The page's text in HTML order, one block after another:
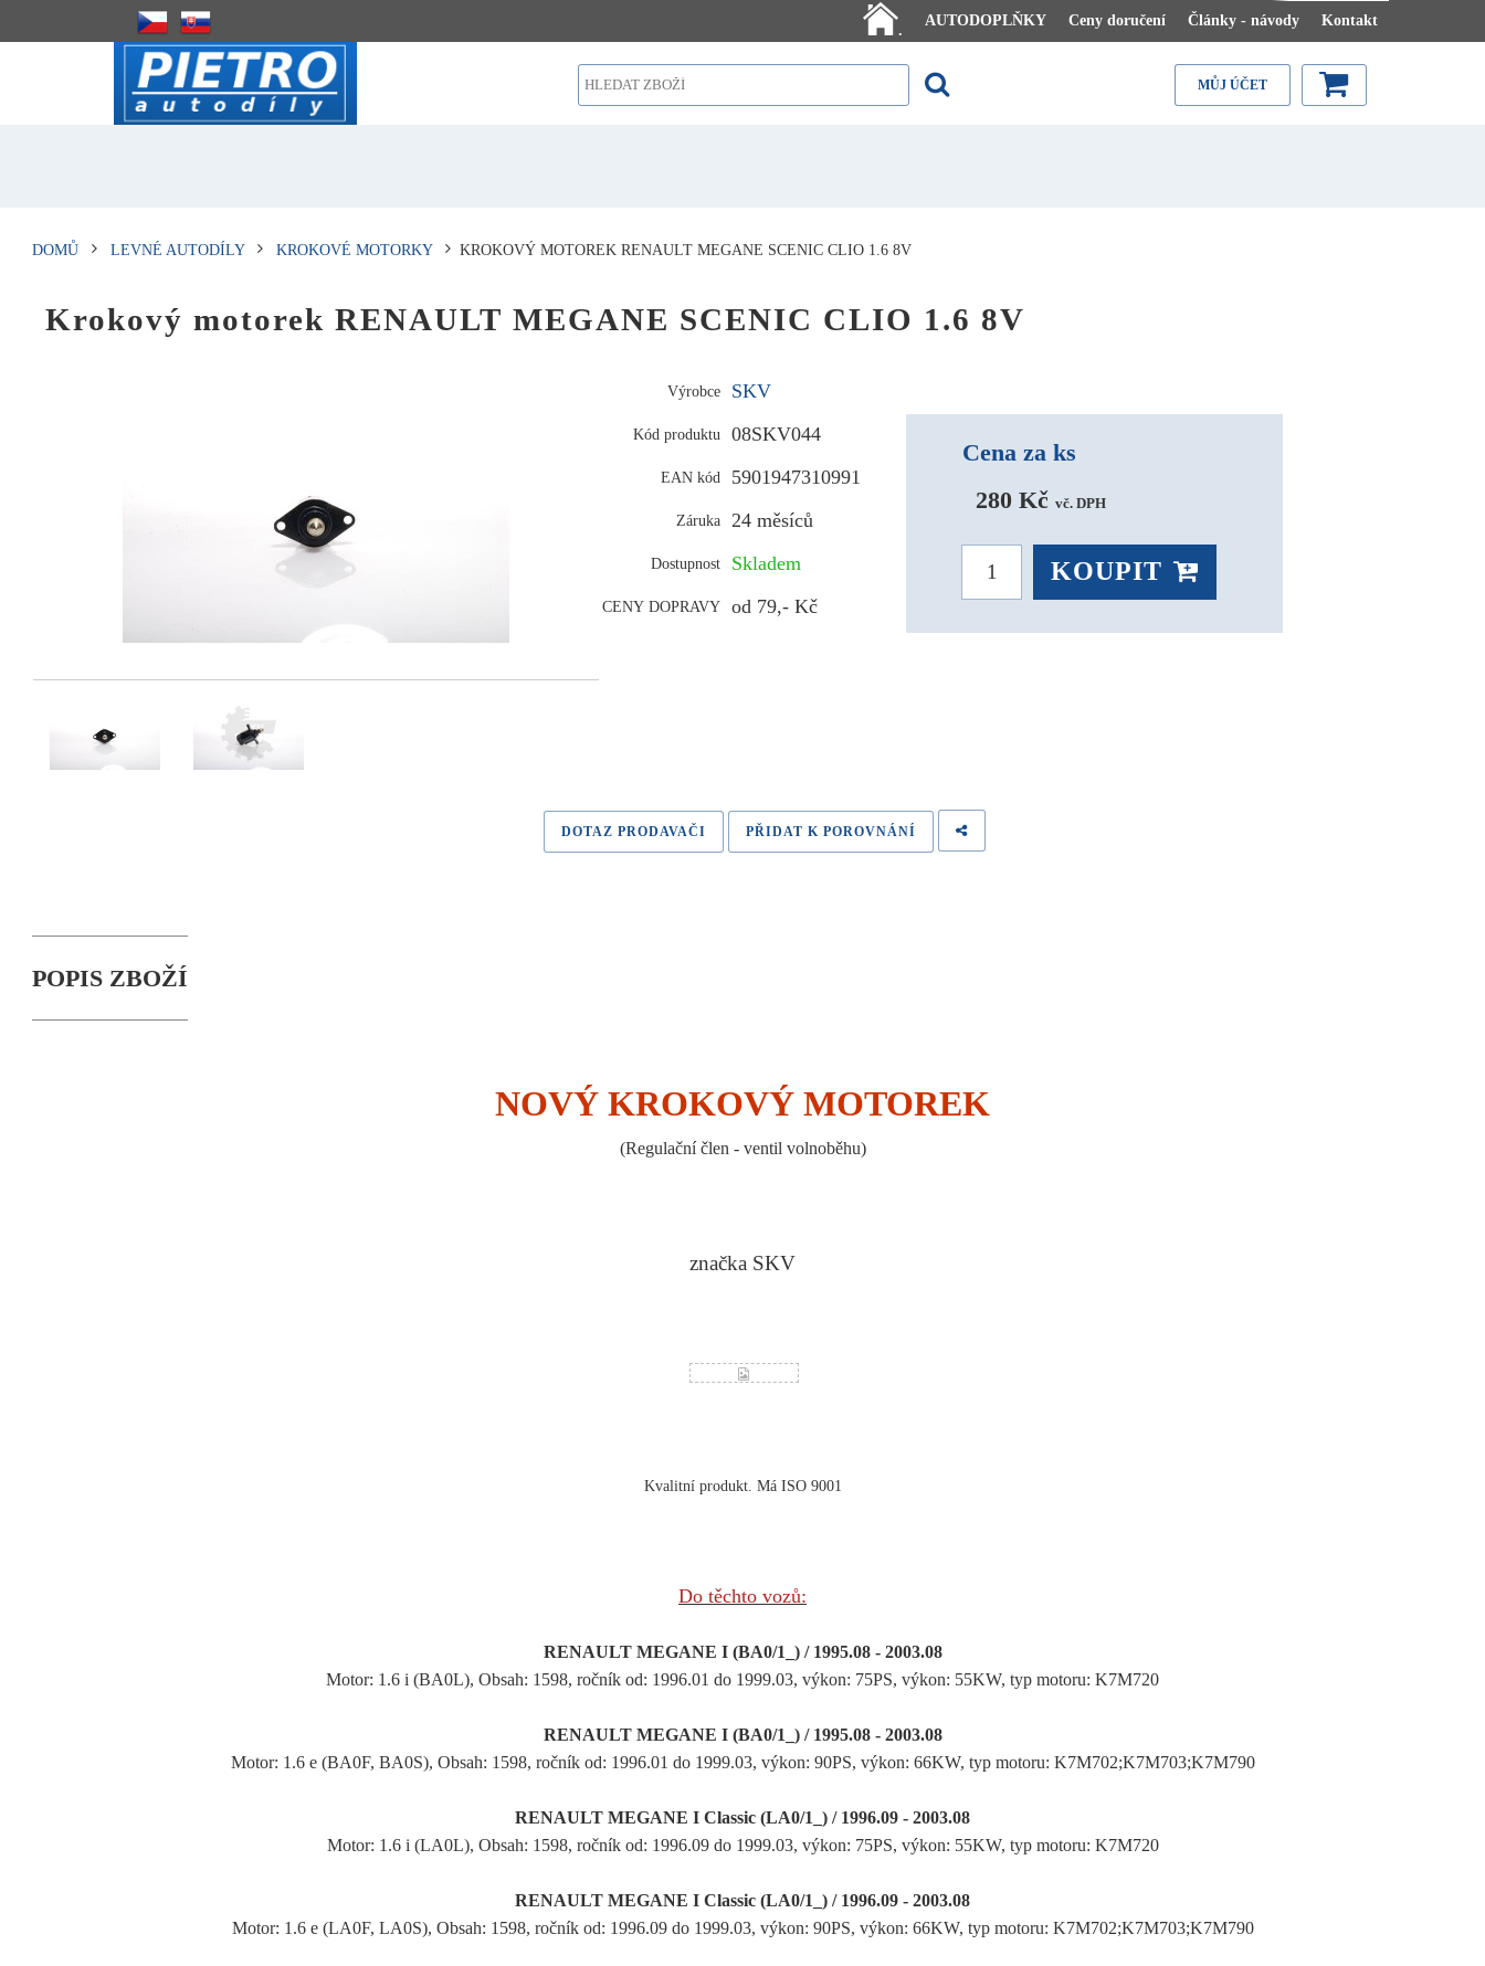
.
AUTODOPLŇKY Ceny doručení Články - návody Kontakt
MŮJ ÚČET
DOMŮ LEVNÉ AUTODÍLY KROKOVÉ MOTORKY KROKOVÝ MOTOREK RENAULT MEGANE SCENIC CLIO 1.6 8V
Krokový motorek RENAULT MEGANE SCENIC CLIO 1.6 8V
Výrobce SKV
Kód produktu 08SKV044
EAN kód 5901947310991
Záruka 24 měsíců
Dostupnost Skladem
CENY DOPRAVY od 79,- Kč
Cena za ks
280 Kč vč. DPH
KOUPIT
DOTAZ PRODAVAČI PŘIDAT K POROVNÁNÍ
POPIS ZBOŽÍ
NOVÝ KROKOVÝ MOTOREK
(Regulační člen - ventil volnoběhu)
značka SKV
Kvalitní produkt. Má ISO 9001
Do těchto vozů:
RENAULT MEGANE I (BA0/1_) / 1995.08 - 2003.08
Motor: 1.6 i (BA0L), Obsah: 1598, ročník od: 1996.01 do 1999.03, výkon: 75PS, výkon: 55KW, typ motoru: K7M720
RENAULT MEGANE I (BA0/1_) / 1995.08 - 2003.08
Motor: 1.6 e (BA0F, BA0S), Obsah: 1598, ročník od: 1996.01 do 1999.03, výkon: 90PS, výkon: 66KW, typ motoru: K7M702;K7M703;K7M790
RENAULT MEGANE I Classic (LA0/1_) / 1996.09 - 2003.08
Motor: 1.6 i (LA0L), Obsah: 1598, ročník od: 1996.09 do 1999.03, výkon: 75PS, výkon: 55KW, typ motoru: K7M720
RENAULT MEGANE I Classic (LA0/1_) / 1996.09 - 2003.08
Motor: 1.6 e (LA0F, LA0S), Obsah: 1598, ročník od: 1996.09 do 1999.03, výkon: 90PS, výkon: 66KW, typ motoru: K7M702;K7M703;K7M790